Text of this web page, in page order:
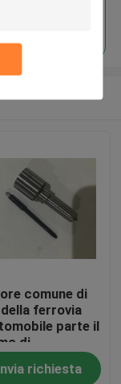
comune di
ferrovia
parte il
di
basso
richiesta